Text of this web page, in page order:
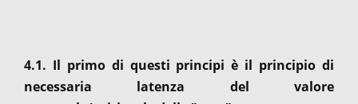
4.1. Il primo di questi principi è il principio di
necessaria latenza del valore